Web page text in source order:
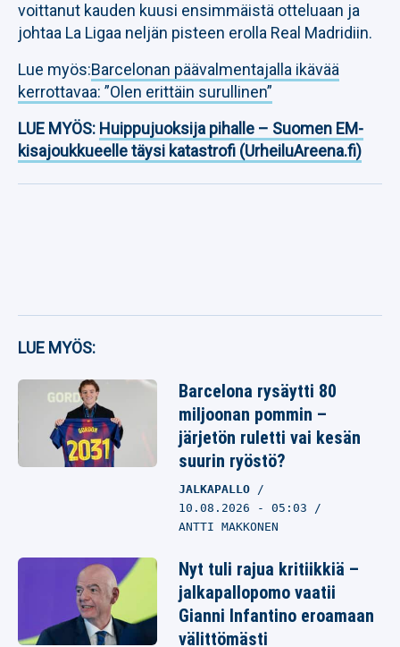
voittanut kauden kuusi ensimmäistä otteluaan ja
johtaa La Ligaa neljän pisteen erolla Real Madridiin.
Lue myös:Barcelonan päävalmentajalla ikävää
kerrottavaa: ”Olen erittäin surullinen”
LUE MYÖS: Huippujuoksija pihalle – Suomen EM-
kisajoukkueelle täysi katastrofi (UrheiluAreena.fi)
LUE MYÖS:
Barcelona rysäytti 80
miljoonan pommin –
järjetön ruletti vai kesän
suurin ryöstö?
JALKAPALLO
10.08.2026 - 05:03
ANTTI MAKKONEN
Nyt tuli rajua kritiikkiä –
jalkapallopomo vaatii
Gianni Infantino eroamaan
välittömästi